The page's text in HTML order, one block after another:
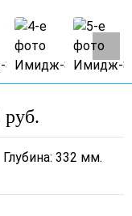
руб.
Глубина: 332 мм.